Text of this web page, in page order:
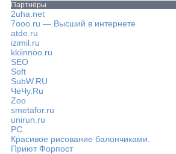
Партнёры
2uha.net
7ooo.ru — Высший в интернете
atde.ru
izimil.ru
kkiinnoo.ru
SEO
Soft
SubW.RU
ЧеЧу.Ru
Zoo
smetafor.ru
unirun.ru
PC
Красивое рисование балончиками.
Приют Форпост